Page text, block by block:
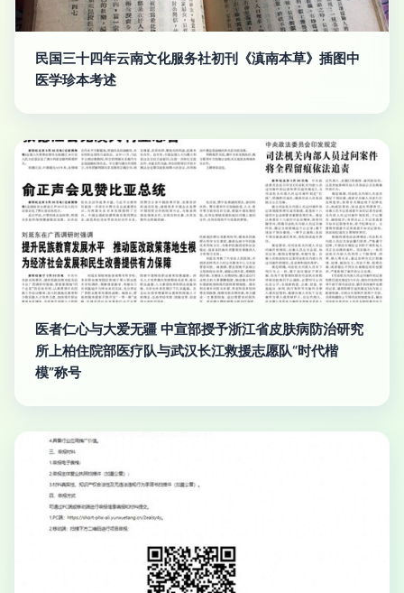
民国三十四年云南文化服务社初刊《滇南本草》插图中
医学珍本考述
医者仁心与大爱无疆 中宣部授予浙江省皮肤病防治研究
所上柏住院部医疗队与武汉长江救援志愿队“时代楷
模”称号